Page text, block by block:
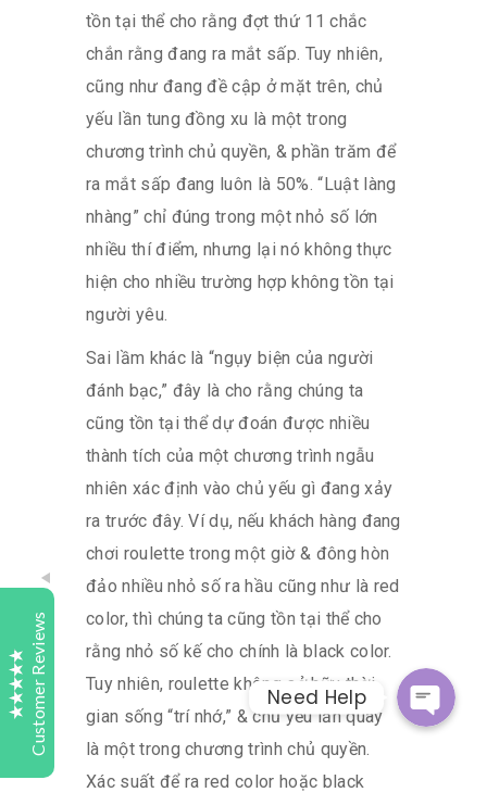
tồn tại thể cho rằng đợt thứ 11 chắc
chắn rằng đang ra mắt sấp. Tuy nhiên,
cũng như đang đề cập ở mặt trên, chủ
yếu lần tung đồng xu là một trong
chương trình chủ quyền, & phần trăm để
ra mắt sấp đang luôn là 50%. “Luật làng
nhàng” chỉ đúng trong một nhỏ số lớn
nhiều thí điểm, nhưng lại nó không thực
hiện cho nhiều trường hợp không tồn tại
người yêu.
Sai lầm khác là “ngụy biện của người
đánh bạc,” đây là cho rằng chúng ta
cũng tồn tại thể dự đoán được nhiều
thành tích của một chương trình ngẫu
nhiên xác định vào chủ yếu gì đang xảy
ra trước đây. Ví dụ, nếu khách hàng đang
chơi roulette trong một giờ & đông hòn
đảo nhiều nhỏ số ra hầu cũng như là red
color, thì chúng ta cũng tồn tại thể cho
rằng nhỏ số kế cho chính là black color.
Tuy nhiên, roulette không sở hữu thời
gian sống “trí nhớ,” & chủ yếu lần quay
là một trong chương trình chủ quyền.
Xác suất để ra red color hoặc black
Customer Reviews
Customer Reviews
Today
started last year with Maths and English his results
and understanding of subject matter has improved
greatly. Keep up the good work.
Sweta
We were searching for a place to get our child
accessed. Tutelaage contacted us and explained us
the process and also clarified the doubts we had.
4.9
Excellent
Facebook
Need Help